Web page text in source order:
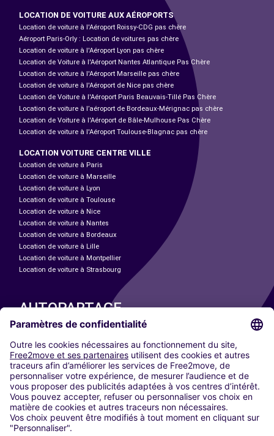
LOCATION DE VOITURE AUX AÉROPORTS
Location de voiture à l'Aéroport Roissy-CDG pas chère
Aéroport Paris-Orly : Location de voitures pas chère
Location de voiture à l'Aéroport Lyon pas chère
Location de Voiture à l'Aéroport Nantes Atlantique Pas Chère
Location de voiture à l'Aéroport Marseille pas chère
Location de voiture à l'Aéroport de Nice pas chère
Location de Voiture à l'Aéroport Paris Beauvais-Tillé Pas Chère
Location de voiture à l’aéroport de Bordeaux-Mérignac pas chère
Location de Voiture à l'Aéroport de Bâle-Mulhouse Pas Chère
Location de voiture à l'Aéroport Toulouse-Blagnac pas chère
LOCATION VOITURE CENTRE VILLE
Location de voiture à Paris
Location de voiture à Marseille
Location de voiture à Lyon
Location de voiture à Toulouse
Location de voiture à Nice
Location de voiture à Nantes
Location de voiture à Bordeaux
Location de voiture à Lille
Location de voiture à Montpellier
Location de voiture à Strasbourg
AUTOPARTAGE
Paris
Madrid
Washington DC
Milan
Rome
Turin
Vienne
Berlin